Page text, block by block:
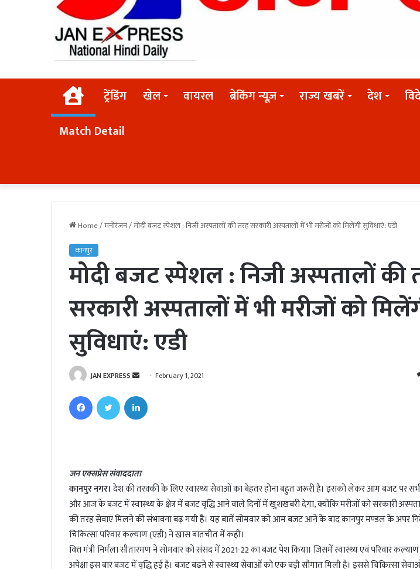
Homeट्रेंडिंग खेल वायरल ब्रेकिंग न्यूज़ राज्य खबरें देश
Match Detail
Home/मनोरंजन/मोदी बजट स्पेशल : निजी अस्पतालों की तरह सरकारी अस्पतालों में भी मरीजों को मिलेंगी सुविधाएं: एडी
कानपुर
मोदी बजट स्पेशल : निजी अस्पतालों की
सरकारी अस्पतालों में भी मरीजों को
सुविधाएं: एडी
JAN EXPRESS
d
m
a
i
l
February 1, 2021
जन एक्सप्रेस संवाददाता
कानपुर नगर। देश की तरक्की के लिए स्वास्थ्य सेवाओं का बेहतर होना बहुत जरूरी है। इसको लेकर आम बजट पर
और आज के बजट में स्वास्थ्य के क्षेत्र में बजट वृद्धि आने वाले दिनों में खुशखबरी देगा, क्योंकि मरीजों को सरकारी
की तरह सेवाएं मिलने की संभावना बढ़ गयी है। यह बातें सोमवार को आम बजट आने के बाद कानपुर मण्डल के अपर
चिकित्सा परिवार कल्याण (एडी) ने खास बातचीत में कही।
वित्त मंत्री निर्मला सीतारमण ने सोमवार को संसद में 2021-22 का बजट पेश किया। जिसमें स्वास्थ्य एवं परिवार
अपेक्षा इस बार बजट में वृद्धि हुई है। बजट बढऩे से स्वास्थ्य सेवाओं को एक बड़ी सौगात मिली है। इससे चिकित्सा